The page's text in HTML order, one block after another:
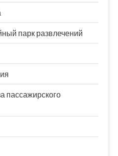
парк развлечений
пассажирского